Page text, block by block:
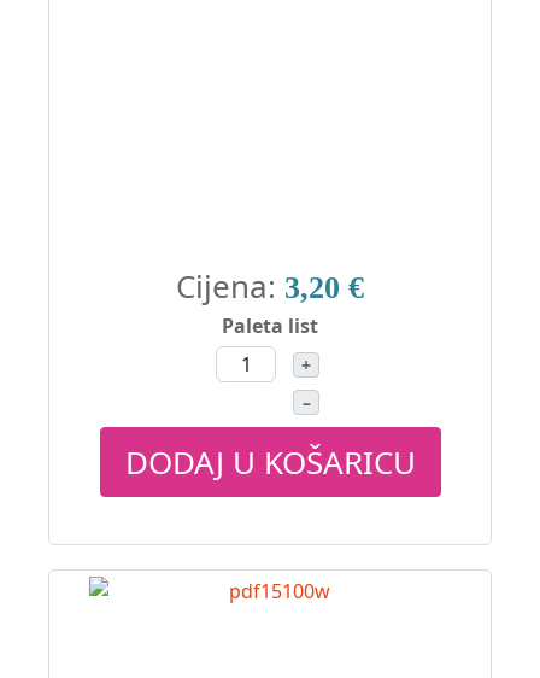
Cijena: 3,20 €
Paleta list
+
–
DODAJ U KOŠARICU